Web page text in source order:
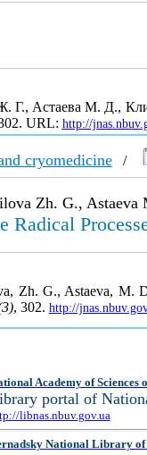
Астаева М. Д.,
URL: http://
cryomedicine/
Zh. G.,
Radical
Zh. G., Astaeva, M.
, 302. http://
Academy of Sciences
portal of
libnas.nbuv.gov.ua
National Library